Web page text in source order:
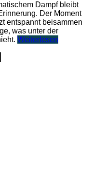
Dampf bleibt
Der Moment
entspannt beisammen
was unter der
Weiterlesen